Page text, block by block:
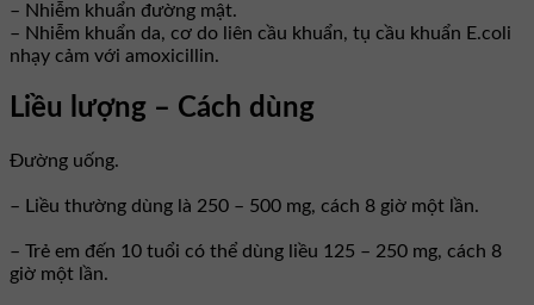
– Nhiễm khuẩn đường mật.
– Nhiễm khuẩn da, cơ do liên cầu khuẩn, tụ cầu khuẩn E.coli
nhạy cảm với amoxicillin.
Liều lượng – Cách dùng
Ðường uống.
– Liều thường dùng là 250 – 500 mg, cách 8 giờ một lần.
– Trẻ em đến 10 tuổi có thể dùng liều 125 – 250 mg, cách 8
giờ một lần.